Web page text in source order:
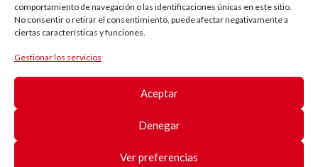
comportamiento de navegación o las identificaciones únicas en este sitio.
No consentir o retirar el consentimiento, puede afectar negativamente a
ciertas características y funciones.
Gestionar los servicios
Aceptar
Denegar
Ver preferencias
El camino